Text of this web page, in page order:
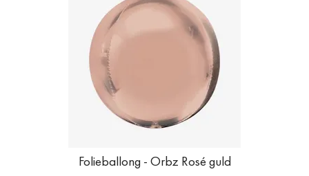
Folieballong - Orbz Rosé guld